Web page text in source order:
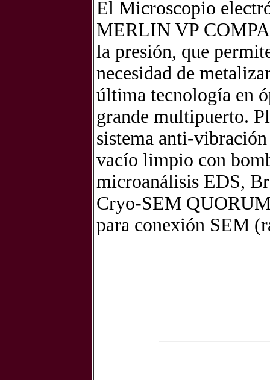
El Microscopio
MERLIN VP
la presión, que
necesidad de
última tecnología en
grande multipuerto.
sistema anti-
vacío limpio con
microanálisis EDS,
Cryo-SEM
para conexión SEM